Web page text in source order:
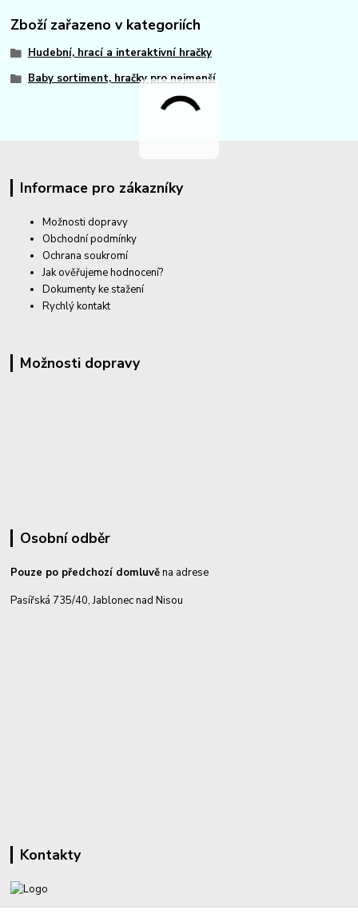
Zboží zařazeno v kategoriích
Hudební, hrací a interaktivní hračky
Baby sortiment, hračky pro nejmenší
Informace pro zákazníky
Možnosti dopravy
Obchodní podmínky
Ochrana soukromí
Jak ověřujeme hodnocení?
Dokumenty ke stažení
Rychlý kontakt
Možnosti dopravy
Osobní odběr
Pouze po předchozí domluvěna adrese
Pasířská 735/40, Jablonec nad Nisou
Kontakty